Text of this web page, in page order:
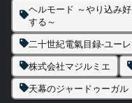
ヘルモード ～やり込み
する～
二十世紀電氣目録-ユー
株式会社マジルミエ
天幕のジャードゥーガル